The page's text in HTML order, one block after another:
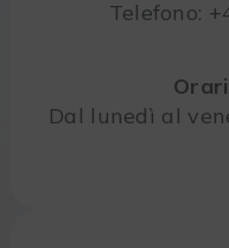
Telefono:
Dal lunedì al